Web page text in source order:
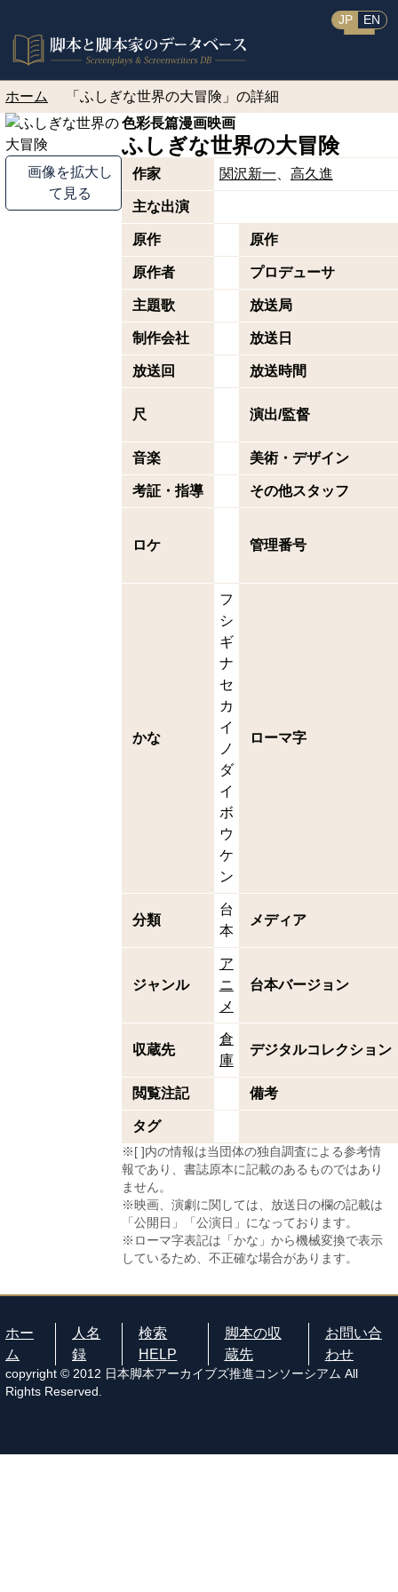
JP EN
ホーム 「ふしぎな世界の大冒険」の詳細
画像を拡大し
て見る
色彩長篇漫画映画
ふしぎな世界の大冒険
作家 関沢新一 高久進
主な出演
原作 原作
原作者 プロデューサ
主題歌 放送局
制作会社 放送日
放送回 放送時間
尺 演出/監督
音楽 美術・デザイン
考証・指導 その他スタッフ
ロケ 管理番号
かな
フ
シ
ギ
ナ
セ
カ
イ
ノ
ダ
イ
ボ
ウ
ケ
ン
ローマ字
分類
台
本
メディア
ジャンル
ア
ニ
メ
台本バージョン
収蔵先
倉
庫
デジタルコレクション
閲覧注記 備考
タグ
※[ ]内の情報は当団体の独自調査による参考情
報であり、書誌原本に記載のあるものではあり
ません。
※映画、演劇に関しては、放送日の欄の記載は
「公開日」「公演日」になっております。
※ローマ字表記は「かな」から機械変換で表示
しているため、不正確な場合があります。
ホー
ム
人名
録
検索
HELP
脚本の収
蔵先
お問い合
わせ
copyright © 2012 日本脚本アーカイブズ推進コンソーシアム All
Rights Reserved.